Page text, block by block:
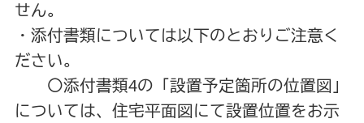
せん。
・添付書類については以下のとおりご注意く
ださい。
〇添付書類4の「設置予定箇所の位置図」
については、住宅平面図にて設置位置をお示